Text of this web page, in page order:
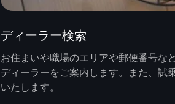
ディーラー検索
お住まいや職場のエリアや郵便番号な
ディーラーをご案内します。また、試
いたします。